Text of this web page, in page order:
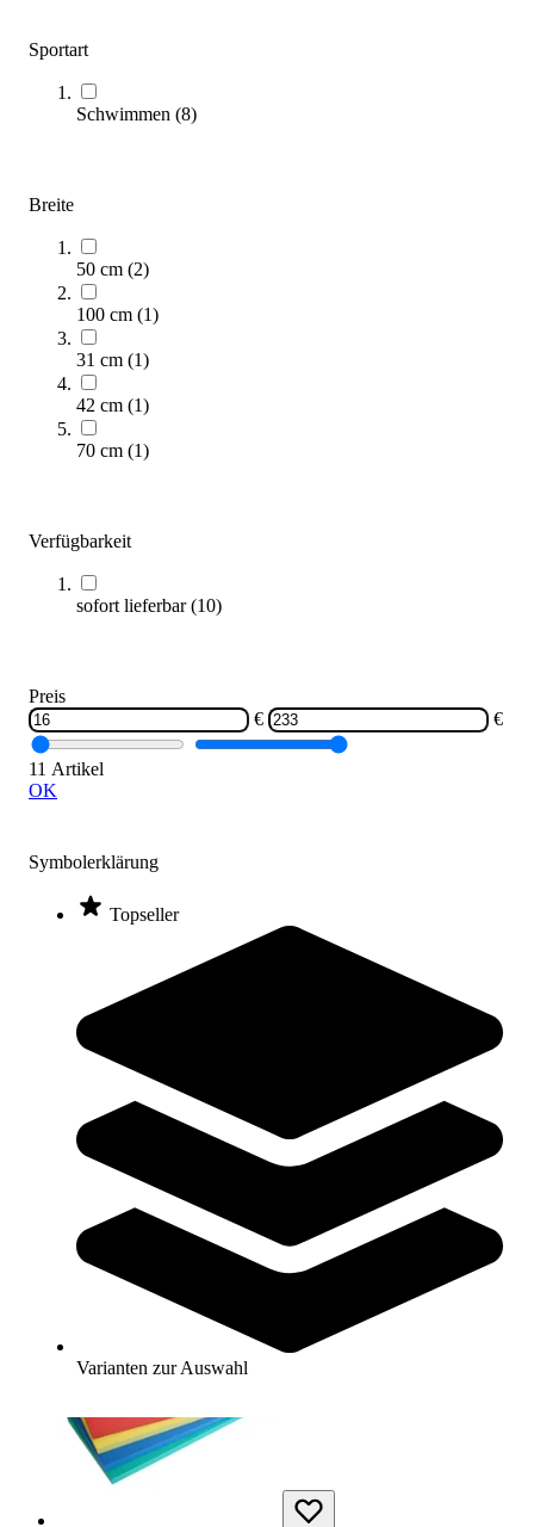
Sportart
Schwimmen (8)
Breite
50 cm (2)
100 cm (1)
31 cm (1)
42 cm (1)
70 cm (1)
Verfügbarkeit
sofort lieferbar(10)
Preis
€
€
11 Artikel
OK
Symbolerklärung
Topseller
Varianten zur Auswahl
Sofort lieferbar
Zum Produkt
Sofort lieferbar
73,00 €
Zum Produkt
Kübler Sport® Schwimm- & Spielfloß RUND
103,00 €
Zum Produkt
Sofort lieferbar